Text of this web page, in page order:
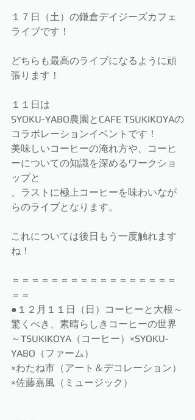
１７日（土）の鎌倉デイジーズカフェ
ライブです！
どちらも最高のライブになるように頑
張ります！
１１日は
SYOKU-YABO農園とCAFE TSUKIKOYAの
コラボレーションイベントです！
美味しいコーヒーの淹れ方や、コーヒ
ーについての知識を深めるワークショ
ップと
、ラストに極上コーヒーを味わいなが
らのライブとなります。
これについては後日もう一度触れます
ね！
＝＝＝＝＝＝＝＝＝＝＝＝＝＝＝＝＝
＝＝
●１２月１１日（日）コーヒーと大根～
驚くべき、素晴らしきコーヒーの世界
～TSUKIKOYA（コーヒー）×SYOKU-
YABO（ファーム）
×わたね市（アート＆デコレーション）
×佐藤嘉風（ミュージック）